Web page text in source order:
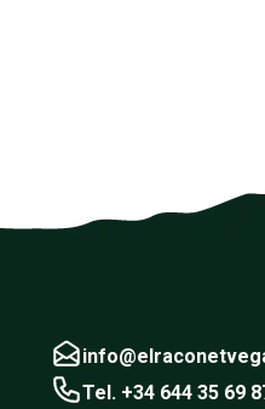
Tel. +34 644 35 69